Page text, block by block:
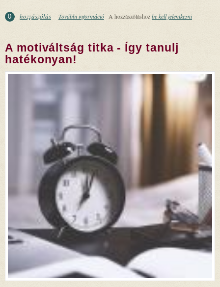
0 hozzászólás További információ Anya tartalommal kapcsolatosan
A hozzászóláshozbe kell jelentkezni
A motiváltság titka - Így tanulj
hatékonyan!